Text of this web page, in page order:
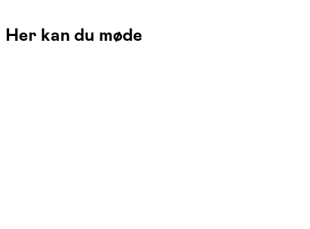
Her kan du møde